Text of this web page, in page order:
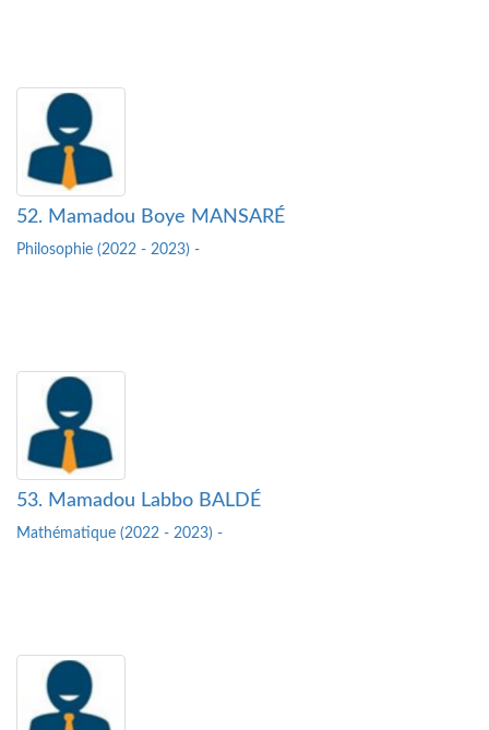
52. Mamadou Boye MANSARÉ
Philosophie (2022 - 2023) -
53. Mamadou Labbo BALDÉ
Mathématique (2022 - 2023) -